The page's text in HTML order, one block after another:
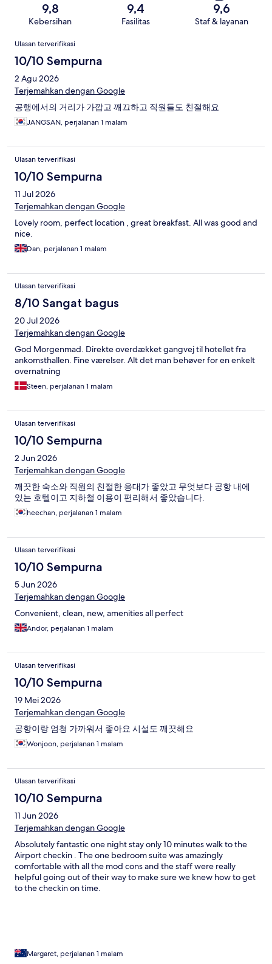
9,8
Kebersihan
9,4
Fasilitas
9,6
Staf & layanan
Ulasan
Ulasan terverifikasi
10/10 Sempurna
2 Agu 2026
Terjemahkan dengan Google
공행에서의 거리가 가깝고 깨끄하고 직원들도 친절해요
JANGSAN, perjalanan 1 malam
Ulasan terverifikasi
10/10 Sempurna
11 Jul 2026
Terjemahkan dengan Google
Lovely room, perfect location , great breakfast. All was good and
nice.
Dan, perjalanan 1 malam
Ulasan terverifikasi
8/10 Sangat bagus
20 Jul 2026
Terjemahkan dengan Google
God Morgenmad. Direkte overdækket gangvej til hotellet fra
ankomsthallen. Fine værelser. Alt det man behøver for en enkelt
overnatning
Steen, perjalanan 1 malam
Ulasan terverifikasi
10/10 Sempurna
2 Jun 2026
Terjemahkan dengan Google
깨끗한 숙소와 직원의 친절한 응대가 좋았고 무엇보다 공항 내에
있는 호텔이고 지하철 이용이 편리해서 좋았습니다.
heechan, perjalanan 1 malam
Ulasan terverifikasi
10/10 Sempurna
5 Jun 2026
Terjemahkan dengan Google
Convenient, clean, new, amenities all perfect
Andor, perjalanan 1 malam
Ulasan terverifikasi
10/10 Sempurna
19 Mei 2026
Terjemahkan dengan Google
공항이랑 엄청 가까워서 좋아요 시설도 깨끗해요
Wonjoon, perjalanan 1 malam
Ulasan terverifikasi
10/10 Sempurna
11 Jun 2026
Terjemahkan dengan Google
Absolutely fantastic one night stay only 10 minutes walk to the
Airport checkin . The one bedroom suite was amazingly
comfortable with all the mod cons and the staff were really
helpful going out of their way to make sure we knew how to get
to the checkin on time.
Margaret, perjalanan 1 malam